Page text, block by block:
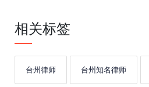
相关标签
台州律师 台州知名律师